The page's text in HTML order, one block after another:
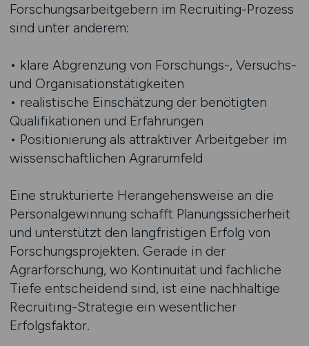
Forschungsarbeitgebern im Recruiting-Prozess
sind unter anderem:
• klare Abgrenzung von Forschungs-, Versuchs-
und Organisationstätigkeiten
• realistische Einschätzung der benötigten
Qualifikationen und Erfahrungen
• Positionierung als attraktiver Arbeitgeber im
wissenschaftlichen Agrarumfeld
Eine strukturierte Herangehensweise an die
Personalgewinnung schafft Planungssicherheit
und unterstützt den langfristigen Erfolg von
Forschungsprojekten. Gerade in der
Agrarforschung, wo Kontinuität und fachliche
Tiefe entscheidend sind, ist eine nachhaltige
Recruiting-Strategie ein wesentlicher
Erfolgsfaktor.